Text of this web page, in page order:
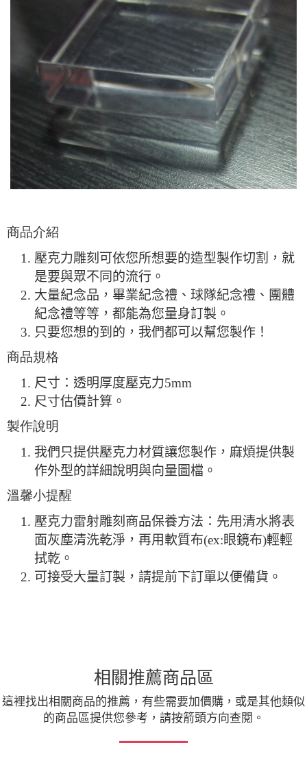
商品介紹
壓克力雕刻可依您所想要的造型製作切割，就
是要與眾不同的流行。
大量紀念品，畢業紀念禮、球隊紀念禮、團體
紀念禮等等，都能為您量身訂製。
只要您想的到的，我們都可以幫您製作！
商品規格
尺寸：透明厚度壓克力5mm
尺寸估價計算。
製作說明
我們只提供壓克力材質讓您製作，麻煩提供製
作外型的詳細說明與向量圖檔。
溫馨小提醒
壓克力雷射雕刻商品保養方法：先用清水將表
面灰塵清洗乾淨，再用軟質布(ex:眼鏡布)輕輕
拭乾。
可接受大量訂製，請提前下訂單以便備貨。
相關推薦商品區
這裡找出相關商品的推薦，有些需要加價購，或是其他類似
的商品區提供您參考，請按箭頭方向查閱。